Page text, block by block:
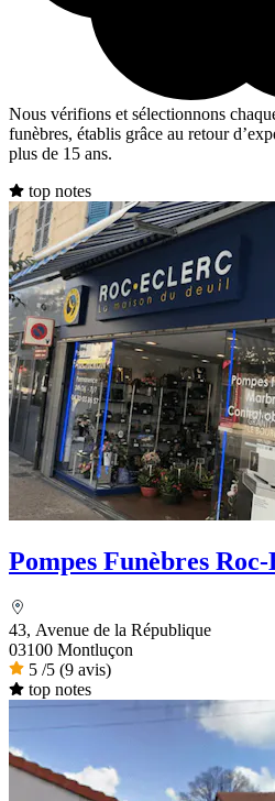
Nous vérifions et sélectionnons
funèbres, établis grâce au retour
plus de 15 ans.
top notes
Pompes Funèbres
43, Avenue de la République
03100 Montluçon
5 /5 (9 avis)
top notes